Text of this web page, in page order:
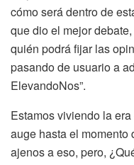
cómo será dentro de
que dio el mejor
quién podrá fijar las
pasando de usuario a
ElevandoNos”.
Estamos viviendo la
auge hasta el
ajenos a eso, pero,